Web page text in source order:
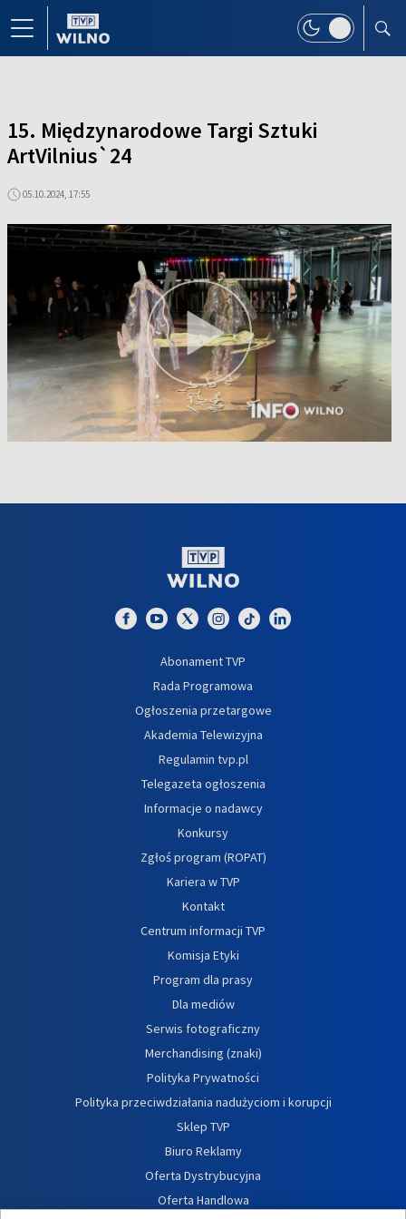
15. Międzynarodowe Targi Sztuki
ArtVilnius`24
05.10.2024, 17:55
Abonament TVP
Rada Programowa
Ogłoszenia przetargowe
Akademia Telewizyjna
Regulamin tvp.pl
Telegazeta ogłoszenia
Informacje o nadawcy
Konkursy
Zgłoś program (ROPAT)
Kariera w TVP
Kontakt
Centrum informacji TVP
Komisja Etyki
Program dla prasy
Dla mediów
Serwis fotograficzny
Merchandising (znaki)
Polityka Prywatności
Polityka przeciwdziałania nadużyciom i korupcji
Sklep TVP
Biuro Reklamy
Oferta Dystrybucyjna
Oferta Handlowa